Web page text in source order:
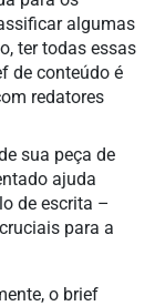
algumas
ter todas essas
de conteúdo é
redatores
sua peça de
ajuda
de escrita –
para a
o brief